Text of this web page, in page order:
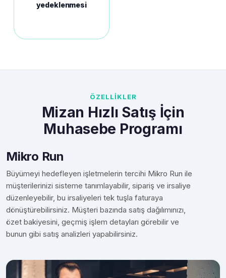
yedeklenmesi
ÖZELLİKLER
Mizan Hızlı Satış İçin
Muhasebe Programı
Mikro Run
Büyümeyi hedefleyen işletmelerin tercihi Mikro Run ile
müşterilerinizi sisteme tanımlayabilir, sipariş ve irsaliye
düzenleyebilir, bu irsaliyeleri tek tuşla faturaya
dönüştürebilirsiniz. Müşteri bazında satış dağılımınızı,
özet bakiyesini, geçmiş işlem detayları görebilir ve
bunun gibi satış analizleri yapabilirsiniz.